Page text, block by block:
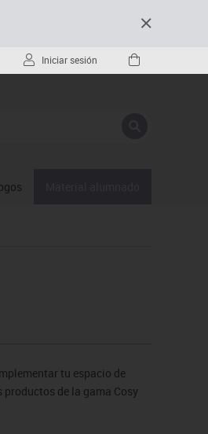
Iniciar sesión
tu espacio de
de la gama Cosy